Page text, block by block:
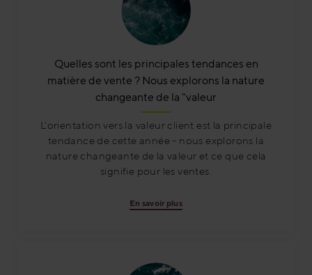
Quelles sont les principales tendances en
matière de vente ? Nous explorons la nature
changeante de la "valeur
L'orientation vers la valeur client est la principale
tendance de cette année - nous explorons la
nature changeante de la valeur et ce que cela
signifie pour les ventes.
En savoir plus